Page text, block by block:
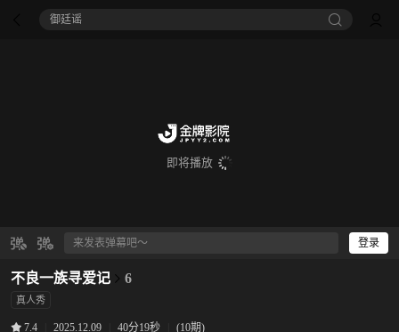
御廷谣‎
即将播放
登录
不良一族寻爱记 6
真人秀
7.4 2025.12.09 40分19秒 (10期)